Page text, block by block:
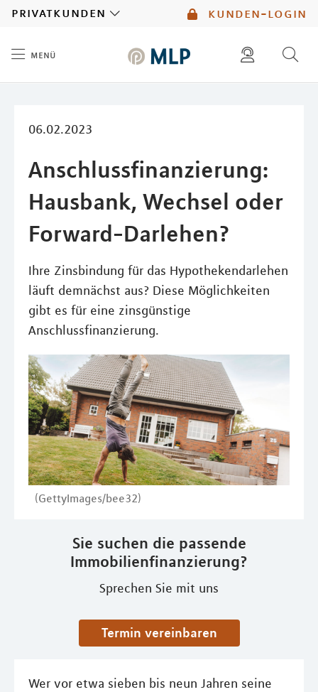
kunden-login
privatkunden
menü
06.02.2023
Anschlussfinanzierung:
Hausbank, Wechsel oder
Forward-Darlehen?
Ihre Zinsbindung für das Hypothekendarlehen
läuft demnächst aus? Diese Möglichkeiten
gibt es für eine zinsgünstige
Anschlussfinanzierung.
(GettyImages/bee32)
Sie suchen die passende
Immobilienfinanzierung?
Sprechen Sie mit uns
Termin vereinbaren
Wer vor etwa sieben bis neun Jahren seine